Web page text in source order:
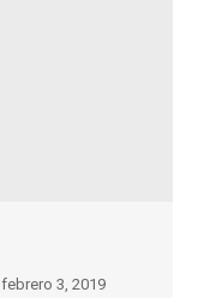
febrero 3, 2019